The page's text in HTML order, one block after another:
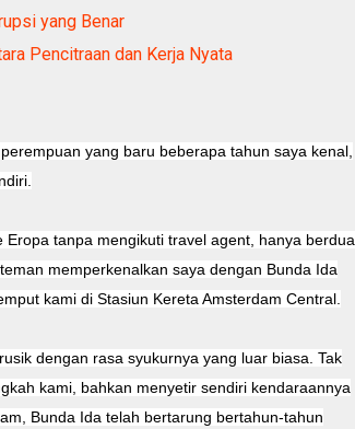
yang Benar
Pencitraan dan Kerja Nyata
yang baru beberapa tahun saya kenal,
tanpa mengikuti travel agent, hanya berdua
memperkenalkan saya dengan Bunda Ida
kami di Stasiun Kereta Amsterdam Central.
dengan rasa syukurnya yang luar biasa. Tak
kami, bahkan menyetir sendiri kendaraannya
Bunda Ida telah bertarung bertahun-tahun